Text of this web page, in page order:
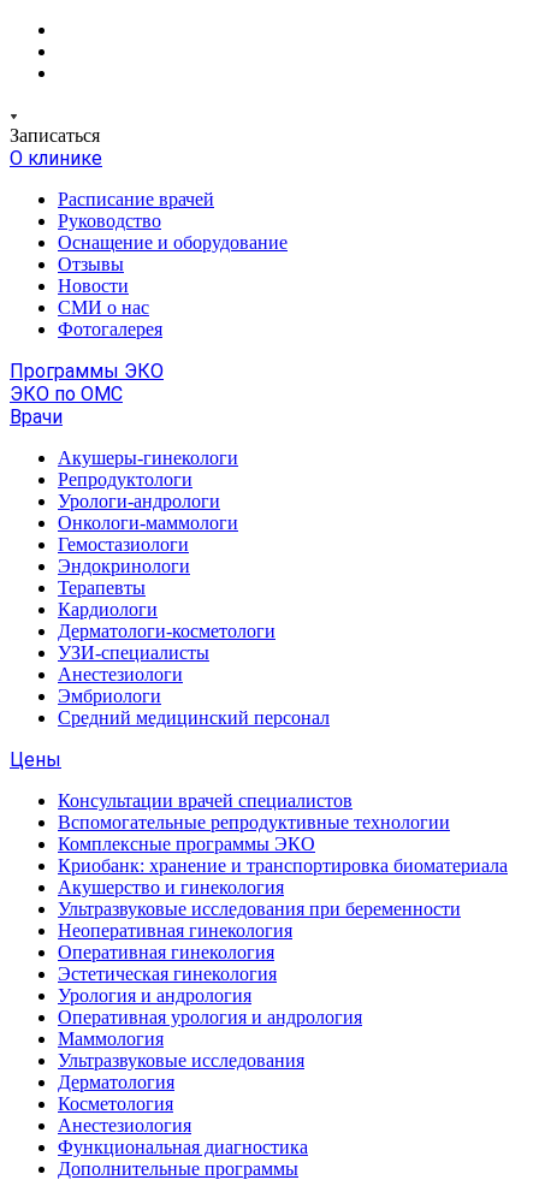
Записаться
О клинике
Расписание врачей
Руководство
Оснащение и оборудование
Отзывы
Новости
СМИ о нас
Фотогалерея
Программы ЭКО
ЭКО по ОМС
Врачи
Акушеры-гинекологи
Репродуктологи
Урологи-андрологи
Онкологи-маммологи
Гемостазиологи
Эндокринологи
Терапевты
Кардиологи
Дерматологи-косметологи
УЗИ-специалисты
Анестезиологи
Эмбриологи
Средний медицинский персонал
Цены
Консультации врачей специалистов
Вспомогательные репродуктивные технологии
Комплексные программы ЭКО
Криобанк: хранение и транспортировка биоматериала
Акушерство и гинекология
Ультразвуковые исследования при беременности
Неоперативная гинекология
Оперативная гинекология
Эстетическая гинекология
Урология и андрология
Оперативная урология и андрология
Маммология
Ультразвуковые исследования
Дерматология
Косметология
Анестезиология
Функциональная диагностика
Дополнительные программы